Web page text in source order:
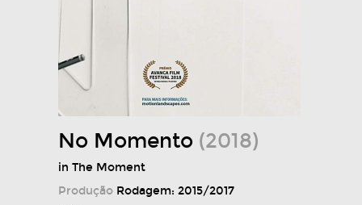
No Momento (2018)
in The Moment
Produção Rodagem: 2015/2017